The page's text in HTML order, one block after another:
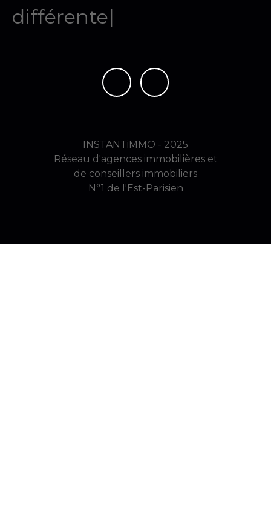
inoub|
INSTANTiMMO - 2025
Réseau d'agences immobilières et
de conseillers immobiliers
N°1 de l'Est-Parisien